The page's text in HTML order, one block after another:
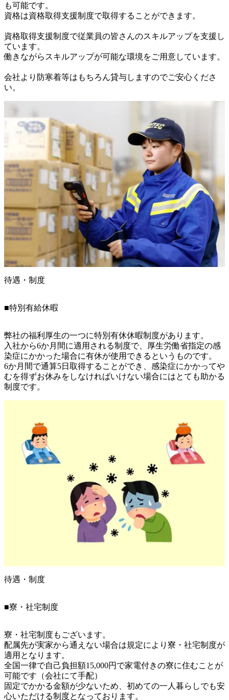
も可能です。
資格は資格取得支援制度で取得することができます。
資格取得支援制度で従業員の皆さんのスキルアップを支援し
ています。
働きながらスキルアップが可能な環境をご用意しています。
会社より防寒着等はもちろん貸与しますのでご安心くださ
い。
待遇・制度
■特別有給休暇
弊社の福利厚生の一つに特別有休休暇制度があります。
入社から6か月間に適用される制度で、厚生労働省指定の感
染症にかかった場合に有休が使用できるというものです。
6か月間で通算5日取得することができ、感染症にかかってや
むを得ずお休みをしなければいけない場合にはとても助かる
制度です。
待遇・制度
■寮・社宅制度
寮・社宅制度もございます。
配属先が実家から通えない場合は規定により寮・社宅制度が
適用となります。
全国一律で自己負担額15,000円で家電付きの寮に住むことが
可能です（会社にて手配）
固定でかかる金額が少ないため、初めての一人暮らしでも安
心いただける制度となっております。